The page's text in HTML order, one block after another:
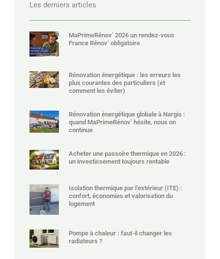
Les derniers articles
MaPrimeRénov’ 2026 un rendez-vous
France Rénov’ obligatoire
Rénovation énergétique : les erreurs les
plus courantes des particuliers (et
comment les éviter)
Rénovation énergétique globale à Nargis :
quand MaPrimeRénov’ hésite, nous on
continue
Acheter une passoire thermique en 2026 :
un investissement toujours rentable
Isolation thermique par l’extérieur (ITE) :
confort, économies et valorisation du
logement
Pompe à chaleur : faut-il changer les
radiateurs ?